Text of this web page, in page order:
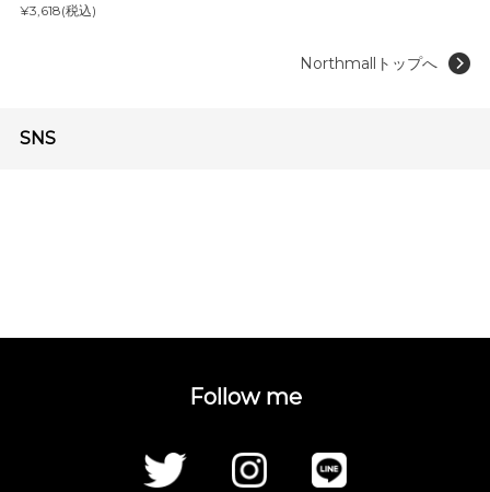
¥3,618(税込)
Northmallトップへ
SNS
Follow me